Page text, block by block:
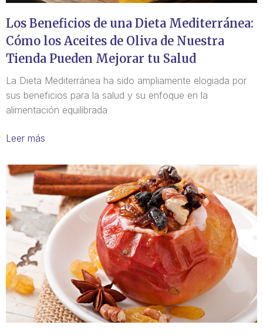
Los Beneficios de una Dieta Mediterránea:
Cómo los Aceites de Oliva de Nuestra
Tienda Pueden Mejorar tu Salud
La Dieta Mediterránea ha sido ampliamente elogiada por
sus beneficios para la salud y su enfoque en la
alimentación equilibrada
Leer más